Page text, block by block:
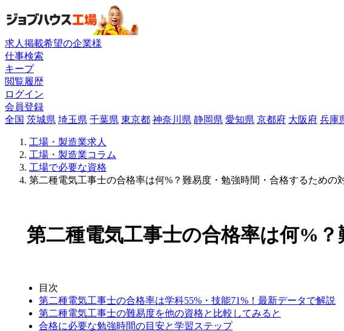
求人掲載希望の企業様
仕事検索
キープ
閲覧履歴
ログイン
会員登録
全国 茨城県 埼玉県 千葉県 東京都 神奈川県 静岡県 愛知県 京都府 大阪府 兵庫
工場・製造業求人
工場・製造業コラム
工場で必要な資格
第二種電気工事士の合格率は何%？難易度・勉強時間・合格するための
第二種電気工事士の合格率は何%
目次
第二種電気工事士の合格率は学科55%・技能71%！最新データで解説
第二種電気工事士の難易度を他の資格と比較してみると
合格に必要な勉強時間の目安と学習ステップ